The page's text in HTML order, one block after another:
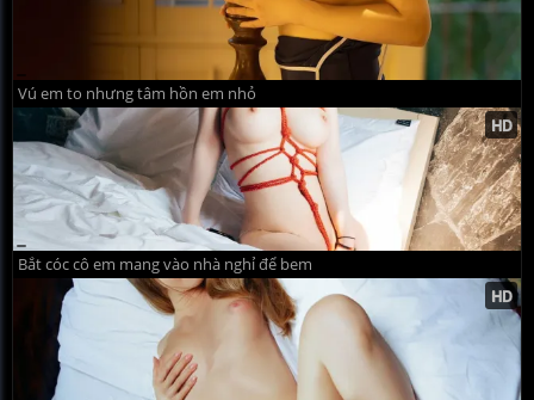
Vú em to nhưng tâm hồn em nhỏ
Bắt cóc cô em mang vào nhà nghỉ để bem